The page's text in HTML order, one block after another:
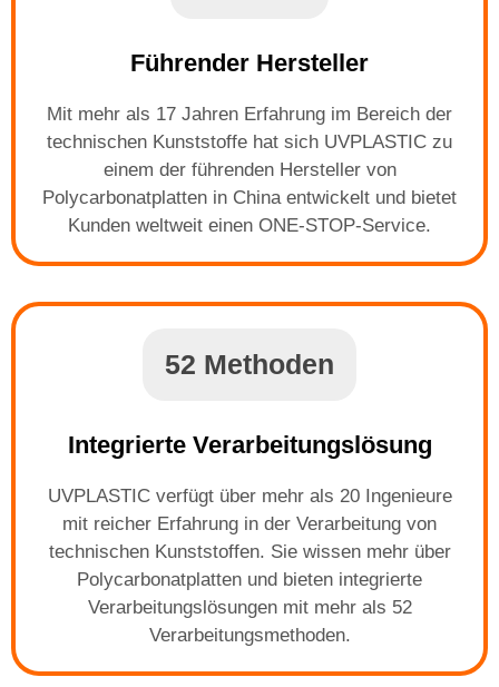
Führender Hersteller
Mit mehr als 17 Jahren Erfahrung im Bereich der
technischen Kunststoffe hat sich UVPLASTIC zu
einem der führenden Hersteller von
Polycarbonatplatten in China entwickelt und bietet
Kunden weltweit einen ONE-STOP-Service.
52 Methoden
Integrierte Verarbeitungslösung
UVPLASTIC verfügt über mehr als 20 Ingenieure
mit reicher Erfahrung in der Verarbeitung von
technischen Kunststoffen. Sie wissen mehr über
Polycarbonatplatten und bieten integrierte
Verarbeitungslösungen mit mehr als 52
Verarbeitungsmethoden.